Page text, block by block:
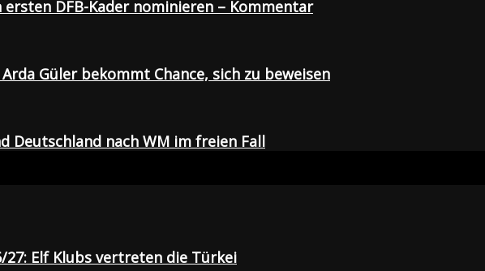
ersten DFB-Kader nominieren – Kommentar
Güler bekommt Chance, sich zu beweisen
Deutschland nach WM im freien Fall
27: Elf Klubs vertreten die Türkei